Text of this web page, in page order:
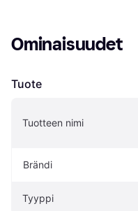
Ominaisuudet
Tuote
Tuotteen nimi
Brändi
Tyyppi